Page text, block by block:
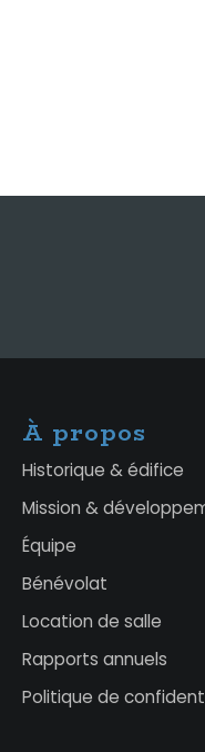
À propos
Historique & édifice
Mission &
Équipe
Bénévolat
Location de salle
Rapports annuels
Politique de